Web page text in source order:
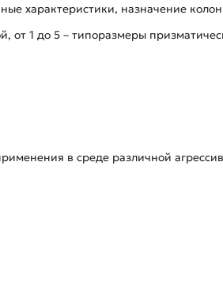
характеристики, назначение
1 до 5 – типоразмеры
в среде различной